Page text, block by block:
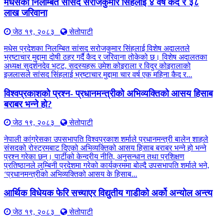
मधेसका निलम्बित सांसद सरोजकुमार सिंहलाई ४ वर्ष कैद र ३८
लाख जरिवाना
जेठ १९, २०८३
सेतोपाटी
मधेस प्रदेशका निलम्बित सांसद सरोजकुमार सिंहलाई विशेष अदालतले
भ्रष्टाचार मुद्दामा दोषी ठहर गर्दै कैद र जरिवाना तोकेको छ। विशेष अदालतका
अध्यक्ष सुदर्शनदेव भट्ट, सदस्यहरू उमेश कोइराला र विदुर कोइरालाको
इजलासले सांसद सिंहलाई भ्रष्टाचार मुद्दामा चार वर्ष एक महिना कैद र...
विश्वप्रकाशको प्रश्न- प्रधानमन्त्रीको अभिव्यक्तिको आसय हिसाब
बराबर भन्ने हो?
जेठ १९, २०८३
सेतोपाटी
नेपाली कांग्रेसका उपसभापति विश्वप्रकाश शर्माले प्रधानमन्त्री बालेन शाहले
संसदको रोस्ट्रमबाट दिएको अभिव्यक्तिको आसय हिसाब बराबर भन्ने हो भन्ने
प्रश्न गरेका छन्। पार्टीको केन्द्रीय नीति, अनुसन्धान तथा प्रशिक्षण
प्रतिष्ठानले लुम्बिनी प्रदेशमा गरेको कार्यक्रममा बोल्दै उपसभापति शर्माले भने,
‘प्रधानमन्त्रीको अभिव्यक्तिको आसय के हिसाब...
आर्थिक विधेयक फेरि सच्याएर विद्युतीय गाडीको अर्को अन्योल अन्त्य
जेठ १९, २०८३
सेतोपाटी